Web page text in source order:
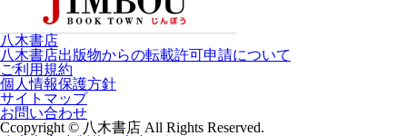
八木書店
八木書店出版物からの転載許可申請について
ご利用規約
個人情報保護方針
サイトマップ
お問い合わせ
Ccopyright © 八木書店 All Rights Reserved.